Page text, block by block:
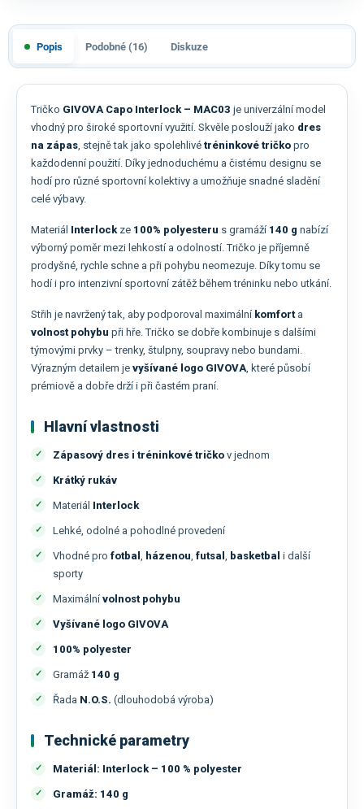
Popis Podobné (16) Diskuze
Tričko GIVOVA Capo Interlock – MAC03 je univerzální model
vhodný pro široké sportovní využití. Skvěle poslouží jako dres
na zápas, stejně tak jako spolehlivé tréninkové tričko pro
každodenní použití. Díky jednoduchému a čistému designu se
hodí pro různé sportovní kolektivy a umožňuje snadné sladění
celé výbavy.
Materiál Interlockze 100% polyesteru s gramáží 140 g nabízí
výborný poměr mezi lehkostí a odolností. Tričko je příjemně
prodyšné, rychle schne a při pohybu neomezuje. Díky tomu se
hodí i pro intenzivní sportovní zátěž během tréninku nebo utkání.
Střih je navržený tak, aby podporoval maximální komforta
volnost pohybu při hře. Tričko se dobře kombinuje s dalšími
týmovými prvky – trenky, štulpny, soupravy nebo bundami.
Výrazným detailem je vyšívané logo GIVOVA, které působí
prémiově a dobře drží i při častém praní.
Hlavní vlastnosti
Zápasový dres i tréninkové tričko v jednom
Krátký rukáv
Materiál Interlock
Lehké, odolné a pohodlné provedení
Vhodné pro fotbal , házenou, futsal , basketbal i další
sporty
Maximální volnost pohybu
Vyšívané logo GIVOVA
100% polyester
Gramáž 140 g
Řada N.O.S. (dlouhodobá výroba)
Technické parametry
Materiál: Interlock – 100 % polyester
Gramáž: 140 g